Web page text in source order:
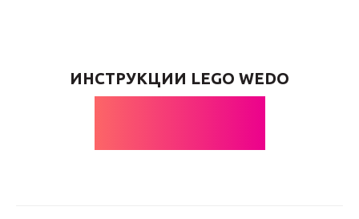
ИНСТРУКЦИИ LEGO WEDO